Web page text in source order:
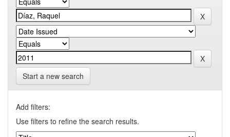
Start a new search
Add filters:
Use filters to refine the search results.